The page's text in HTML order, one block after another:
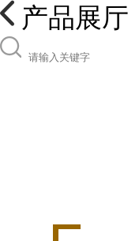
产品展厅